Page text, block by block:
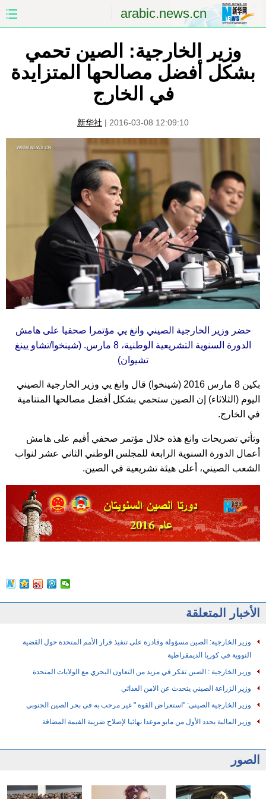
arabic.news.cn
الصين الصفحة الأولى
الشرق الأوسط العالم
الصين والعالم العربي
العلوم والصحة الثقافة والتعليم
الرياضة السياحة والبيئة
مؤتمر صحفى للخارجية الصور
وزير الخارجية: الصين تحمي
بشكل أفضل مصالحها المتزايدة
في الخارج
新华社 | 2016-03-08 12:09:10
حضر وزير الخارجية الصيني وانغ يي مؤتمرا صحفيا على هامش
الدورة السنوية التشريعية الوطنية، 8 مارس. (شينخوا/تشاو يينغ
تشيوان)
بكين 8 مارس 2016 (شينخوا) قال وانغ يي وزير الخارجية الصيني
اليوم (الثلاثاء) إن الصين ستحمي بشكل أفضل مصالحها المتنامية
في الخارج.
وتأتي تصريحات وانغ هذه خلال مؤتمر صحفي أقيم على هامش
أعمال الدورة السنوية الرابعة للمجلس الوطني الثاني عشر لنواب
الشعب الصيني، أعلى هيئة تشريعية في الصين.
الأخبار المتعلقة
وزير الخارجية: الصين مسؤولة وقادرة على تنفيذ قرار الأمم المتحدة حول القضية
النووية في كوريا الديمقراطية
وزير الخارجية : الصين تفكر في مزيد من التعاون البحري مع الولايات المتحدة
وزير الزراعة الصيني يتحدث عن الامن الغذائي
وزير الخارجية الصيني: "استعراض القوة " غير مرحب به في بحر الصين الجنوبي
وزير المالية يحدد الأول من مايو موعدا نهائيا لإصلاح ضريبة القيمة المضافة
الصور